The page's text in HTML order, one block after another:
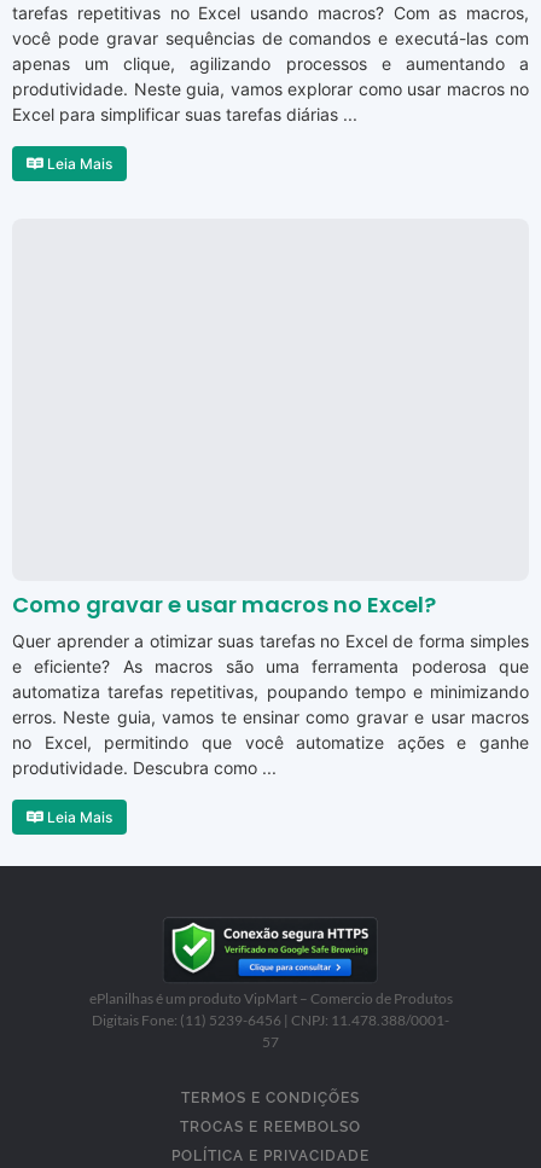
tarefas repetitivas no Excel usando macros? Com as macros,
você pode gravar sequências de comandos e executá-las com
apenas um clique, agilizando processos e aumentando a
produtividade. Neste guia, vamos explorar como usar macros no
Excel para simplificar suas tarefas diárias ...
Leia Mais
Como gravar e usar macros no Excel?
Quer aprender a otimizar suas tarefas no Excel de forma simples
e eficiente? As macros são uma ferramenta poderosa que
automatiza tarefas repetitivas, poupando tempo e minimizando
erros. Neste guia, vamos te ensinar como gravar e usar macros
no Excel, permitindo que você automatize ações e ganhe
produtividade. Descubra como ...
Leia Mais
ePlanilhas é um produto VipMart – Comercio de Produtos
Digitais Fone: (11) 5239-6456 | CNPJ: 11.478.388/0001-
57
TERMOS E CONDIÇÕES
TROCAS E REEMBOLSO
POLÍTICA E PRIVACIDADE